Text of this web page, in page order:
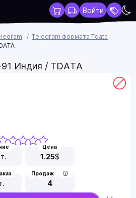
Войти
Telegram формата Tdata
Индия / TDATA
Цена
1.25$
Продаж
4